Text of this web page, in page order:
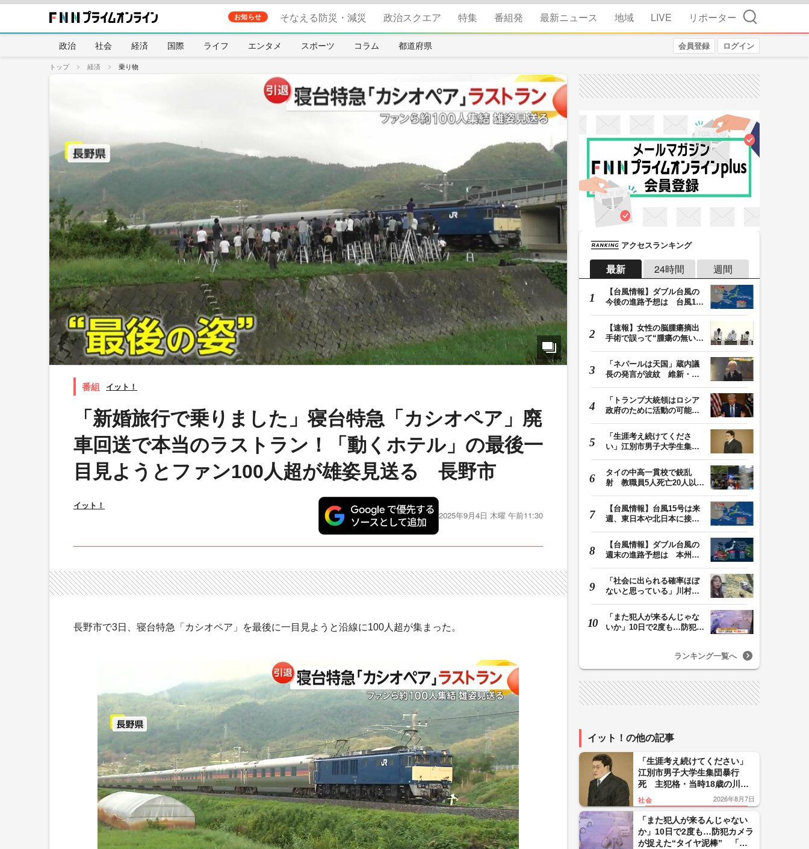
お知らせ そなえる防災・減災 政治スクエア 特集 番組発 最新ニュース 地域 LIVE リポーター 検索
政治 社会 経済 国際 ライフ エンタメ スポーツ コラム 都道府県 会員登録 ログイン
トップ 経済 乗り物
イット！
「新婚旅行で乗りました」寝台特急「カシオペア」廃
車回送で本当のラストラン！「動くホテル」の最後一
目見ようとファン100人超が雄姿見送る 長野市
イット！
2025年9月4日 木曜 午前11:30
長野市で3日、寝台特急「カシオペア」を最後に一目見ようと沿線に100人超が集まった。
アクセスランキング
最新 24時間 週間
【台風情報】ダブル台風の
今後の進路予想は 台風13
【速報】女性の脳腫瘍摘出
手術で誤って“腫瘍の無い部
「ネパールは天国」蔵内議
長の発言が波紋 維新・吉
「トランプ大統領はロシア
政府のために活動の可能
「生涯考え続けてくださ
い」江別市男子大学生集団
タイの中高一貫校で銃乱
射 教職員5人死亡20人以上
【台風情報】台風15号は来
週、東日本や北日本に接近
【台風情報】ダブル台風の
週末の進路予想は 本州は
「社会に出られる確率ほぼ
ないと思っている」川村葉
「また犯人が来るんじゃな
いか」10日で2度も…防犯カ
ランキング一覧へ
イット！の他の記事
「生涯考え続けてください」
江別市男子大学生集団暴行
死 主犯格・当時18歳の川口
侑斗被告に無期懲役の判決
「理不尽以外の何ものでもな
い」
社会 2026年8月7日
「また犯人が来るんじゃない
か」10日で2度も…防犯カメラ
が捉えた“タイヤ泥棒” 「レ